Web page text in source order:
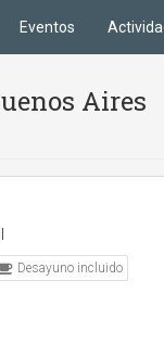
Eventos
Aires
Desayuno incluido